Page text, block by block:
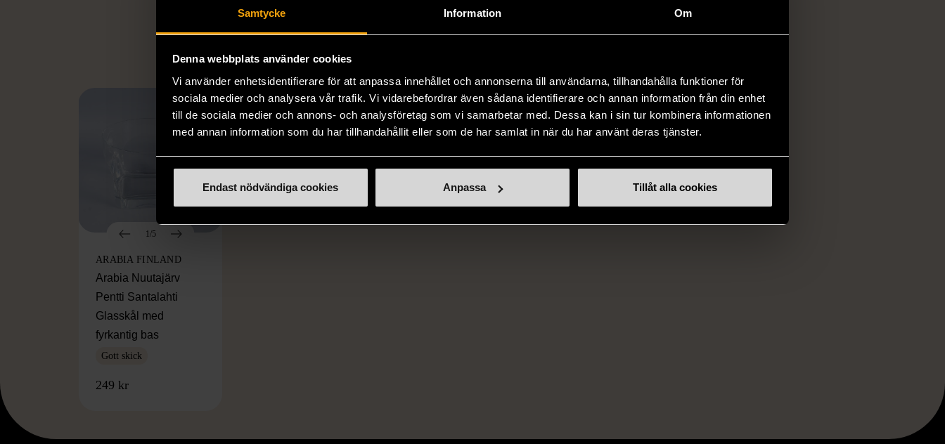
Samtycke Information Om
Denna webbplats använder cookies
Vi använder enhetsidentifierare för att anpassa innehållet och annonserna till användarna, tillhandahålla funktioner för
sociala medier och analysera vår trafik. Vi vidarebefordrar även sådana identifierare och annan information från din enhet
till de sociala medier och annons- och analysföretag som vi samarbetar med. Dessa kan i sin tur kombinera informationen
med annan information som du har tillhandahållit eller som de har samlat in när du har använt deras tjänster.
Endast nödvändiga cookies Anpassa Tillåt alla cookies
FRÅN SAMMA VARUMÄRKE
1/5
ARABIA FINLAND
Arabia Nuutajärv
Pentti Santalahti
Glasskål med
fyrkantig bas
Gott skick
249 kr